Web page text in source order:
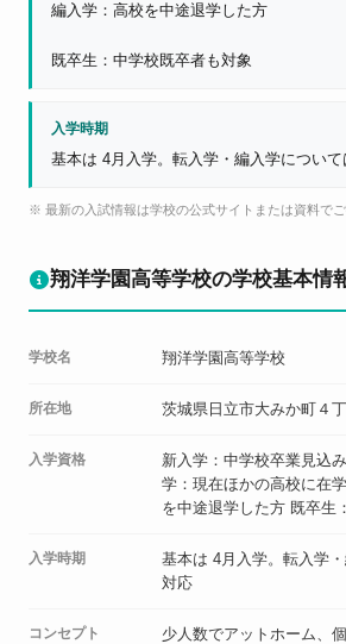
編入学：高校を中途退学した方
既卒生：中学校既卒者も対象
入学時期
基本は 4月入学。転入学・編入学につい
※ 最新の入試情報は学校の公式サイトまたは資料でご
翔洋学園高等学校の学校基本情
学校名 翔洋学園高等学校
所在地 茨城県日立市大みか町４
入学資格
新入学：中学校卒業見込
学：現在ほかの高校に在
を中途退学した方 既卒生
入学時期
基本は 4月入学。転入学
対応
コンセプト 少人数でアットホーム、